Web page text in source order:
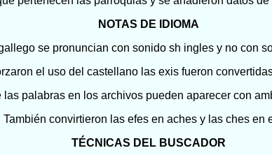
NOTAS DE IDIOMA
se pronuncian con sonido sh ingles y no con
el uso del castellano las exis fueron
las palabras en los archivos pueden aparecer con
También convirtieron las efes en aches y las ches en
TÉCNICAS DEL BUSCADOR